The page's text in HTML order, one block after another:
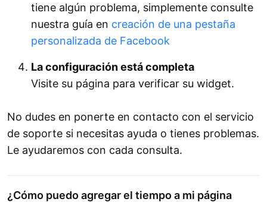
tiene algún problema, simplemente consulte
nuestra guía en creación de una pestaña
personalizada de Facebook
La configuración está completa
Visite su página para verificar su widget.
No dudes en ponerte en contacto con el servicio
de soporte si necesitas ayuda o tienes problemas.
Le ayudaremos con cada consulta.
¿Cómo puedo agregar el tiempo a mi página